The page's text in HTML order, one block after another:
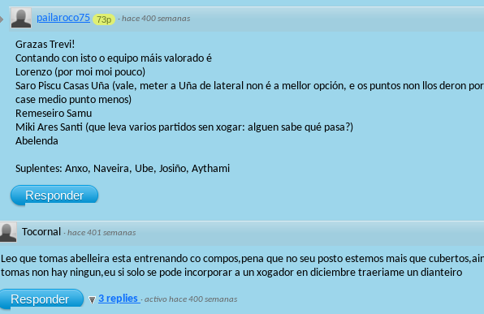
pailaroco75 73p ·hace 400 semanas
Grazas Trevi!
Contando con isto o equipo máis valorado é
Lorenzo (por moi moi pouco)
Saro Piscu Casas Uña (vale, meter a Uña de lateral non é a mellor opción, e os puntos non llos deron
case medio punto menos)
Remeseiro Samu
Miki Ares Santi (que leva varios partidos sen xogar: alguen sabe qué pasa?)
Abelenda
Suplentes: Anxo, Naveira, Ube, Josiño, Aythami
Responder
Tocornal ·hace 401 semanas
Leo que tomas abelleira esta entrenando co compos,pena que no seu posto estemos mais que
tomas non hay ningun,eu si solo se pode incorporar a un xogador en diciembre traeriame un dianteiro
Responder 3 replies ·activo hace 400 semanas